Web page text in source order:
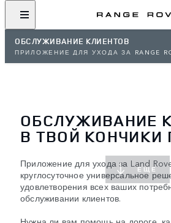
ОБСЛУЖИВАНИЕ КЛИЕНТОВ
ПРИЛОЖЕНИЕ ДЛЯ УХОДА ЗА RANGE
ЕЩЕ
ОБСЛУЖИВАНИЕ
В ТВОЙ КОНЧИКИ
Приложение для ухода за Land
круглосуточное универсальное
удовлетворения всех ваших
обслуживании клиентов.